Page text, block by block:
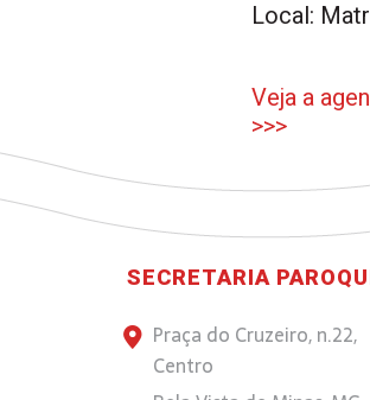
Local:
Veja a
>>>
SECRETARIA
Praça do Cruzeiro, n.22,
Centro